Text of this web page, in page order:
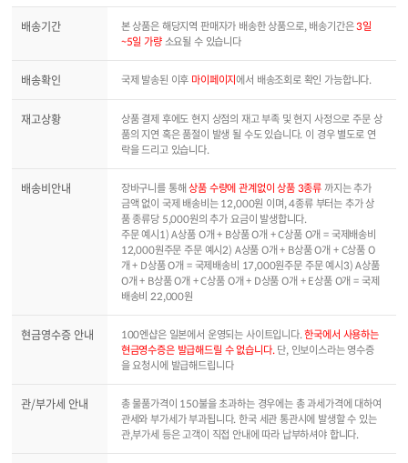
배송기간 본 상품은 해당지역 판매자가 배송한 상품으로, 배송기간은3일
~5일 가량소요될 수 있습니다
배송확인 국제 발송된 이후 마이페이지에서 배송조회로 확인 가능합니다.
재고상황
상품 결제 후에도 현지 상점의 재고 부족 및 현지 사정으로 주문 상
품의 지연 혹은 품절이 발생 될 수도 있습니다. 이 경우 별도로 연
락을 드리고 있습니다.
배송비안내 장바구니를 통해상품 수량에 관계없이 상품 3종류 까지는 추가
금액 없이 국제 배송비는 12,000원 이며, 4종류 부터는 추가 상
품 종류당 5,000원의 추가 요금이 발생합니다.
주문 예시1) A상품 O개 + B상품 O개 + C상품 O개 = 국제배송비
12,000원주문 주문 예시2) A상품 O개 + B상품 O개 + C상품 O
개 + D상품 O개 = 국제배송비 17,000원주문 주문 예시3) A상품
O개 + B상품 O개 + C상품 O개 + D상품 O개 + E상품 O개 = 국제
배송비 22,000원
현금영수증 안내 100엔샵은 일본에서 운영되는 사이트입니다.한국에서 사용하는
현금영수증은 발급해드릴 수 없습니다.단, 인보이스라는 영수증
을 요청시에 발급해드립니다
관/부가세 안내
총 물품가격이 150불을 초과하는 경우에는 총 과세가격에 대하여
관세와 부가세가 부과됩니다. 한국 세관 통관시에 발생할 수 있는
관,부가세 등은 고객이 직접 안내에 따라 납부하셔야 합니다.